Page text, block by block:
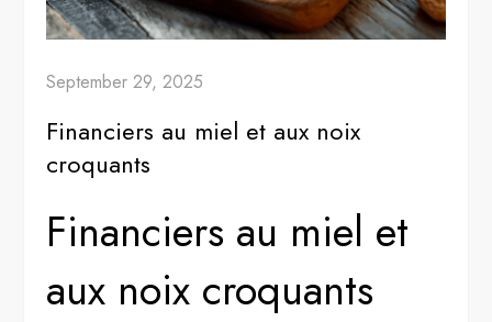
September 29, 2025
Financiers au miel et aux noix
croquants
Financiers au miel et
aux noix croquants